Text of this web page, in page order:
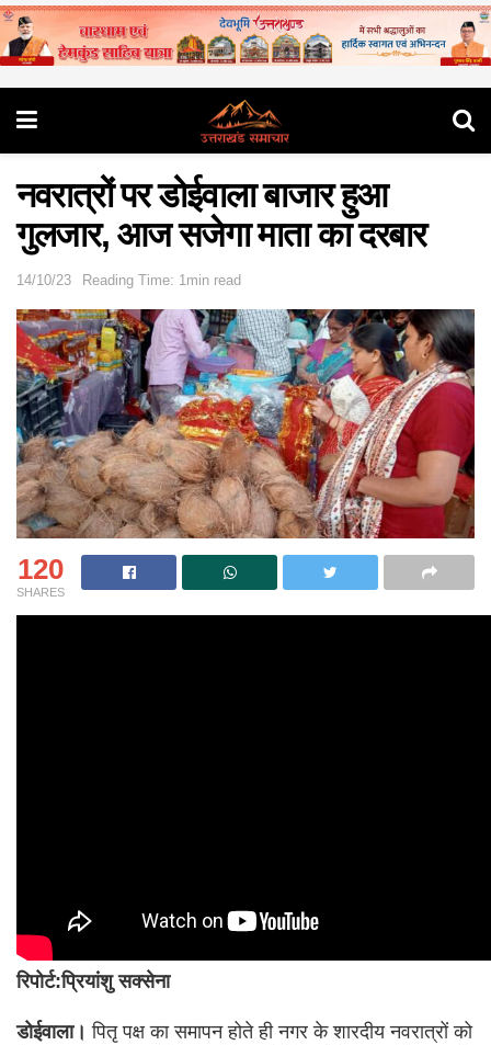
नवरात्रों पर डोईवाला बाजार हुआ
गुलजार, आज सजेगा माता का दरबार
14/10/23 Reading Time: 1min read
120
SHARES
रिपोर्ट:प्रियांशु सक्सेना
डोईवाला। पितृ पक्ष का समापन होते ही नगर के शारदीय नवरात्रों को